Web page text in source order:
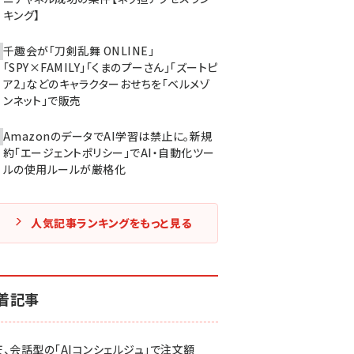
キング】
千趣会が「刀剣乱舞 ONLINE」
「SPY×FAMILY」「くまのプーさん」「ズートピ
ア2」などのキャラクターおせちを「ベルメゾ
ンネット」で販売
AmazonのデータでAI学習は禁止に。新規
約「エージェントポリシー」でAI・自動化ツー
ルの使用ルールが厳格化
人気記事ランキングをもっと見る
記事
会話型の「AIコンシェルジュ」で注文額